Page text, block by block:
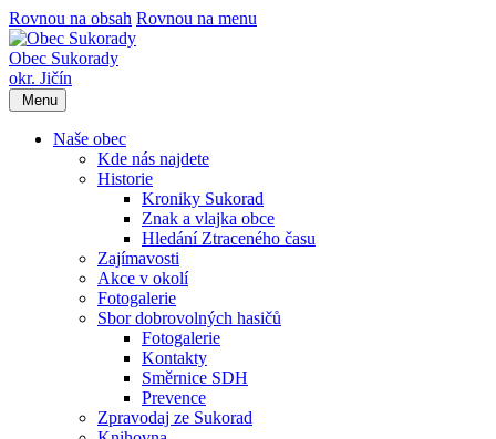
Rovnou na obsah Rovnou na menu
Obec Sukorady
okr. Jičín
Menu
Naše obec
Kde nás najdete
Historie
Kroniky Sukorad
Znak a vlajka obce
Hledání Ztraceného času
Zajímavosti
Akce v okolí
Fotogalerie
Sbor dobrovolných hasičů
Fotogalerie
Kontakty
Směrnice SDH
Prevence
Zpravodaj ze Sukorad